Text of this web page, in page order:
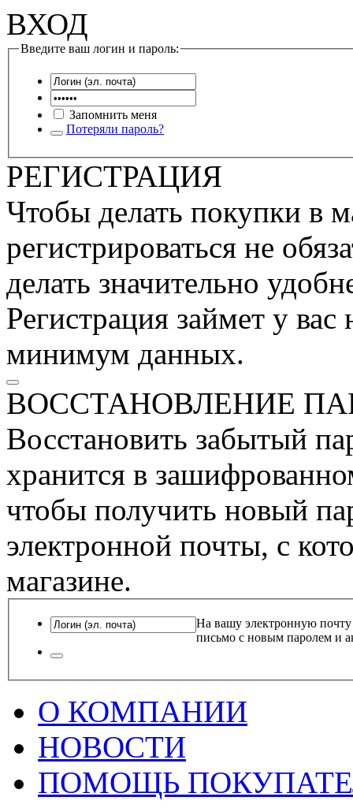
ВХОД
Введите ваш логин и пароль:
Запомнить меня
Потеряли пароль?
РЕГИСТРАЦИЯ
Чтобы делать покупки в
регистрироваться не
делать значительно
Регистрация займет у
минимум данных.
ВОССТАНОВЛЕНИЕ
Восстановить забытый
хранится в
чтобы получить новый
электронной почты, с
магазине.
На вашу электронную почту
письмо с новым паролем и
О КОМПАНИИ
НОВОСТИ
ПОМОЩЬ